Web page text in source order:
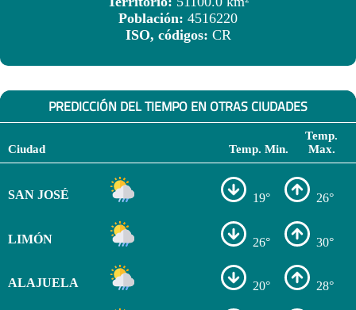
Población: 4516220
ISO, códigos: CR
PREDICCIÓN DEL TIEMPO EN OTRAS CIUDADES
Ciudad Temp. Min.
Temp.
Max.
SAN JOSÉ 19° 26°
LIMÓN 26° 30°
ALAJUELA 20° 28°